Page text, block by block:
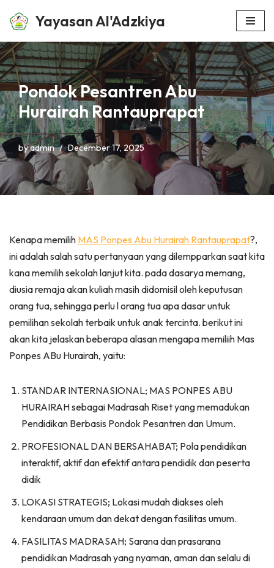
Skip
to
content
Yayasan Al'Adzkiya
Pondok Pesantren Abu
Hurairah Rantauprapat
byadmin December 17, 2025
Kenapa memilih MAS Ponpes Abu Hurairah Rantauprapat?,
ini adalah salah satu pertanyaan yang dilempparkan saat kita
kana memilih sekolah lanjut kita. pada dasarya memang,
diusia remaja akan kuliah masih didomisil oleh keputusan
orang tua, sehingga perlu l orang tua apa dasar untuk
pemilihan sekolah terbaik untuk anak tercinta. berikut ini
akan kita jelaskan beberapa alasan mengapa memiliih Mas
Ponpes ABu Hurairah, yaitu:
STANDAR INTERNASIONAL; MAS PONPES ABU
HURAIRAH sebagai Madrasah Riset yang memadukan
Pendidikan Berbasis Pondok Pesantren dan Umum.
PROFESIONAL DAN BERSAHABAT; Pola pendidikan
interaktif, aktif dan efektif antara pendidik dan peserta
didik
LOKASI STRATEGIS; Lokasi mudah diakses oleh
kendaraan umum dan dekat dengan fasilitas umum.
FASILITAS MADRASAH; Sarana dan prasarana
pendidikan Madrasah yang nyaman, aman dan selalu di